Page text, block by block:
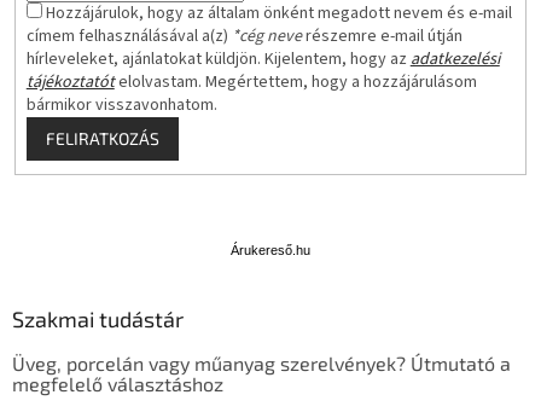
Hozzájárulok, hogy az általam önként megadott nevem és e-mail
címem felhasználásával a(z) *cég neverészemre e-mail útján
hírleveleket, ajánlatokat küldjön. Kijelentem, hogy azadatkezelési
tájékoztatótelolvastam. Megértettem, hogy a hozzájárulásom
bármikor visszavonhatom.
FELIRATKOZÁS
s
ő
Árukereső.hu
Szakmai tudástár
Üveg, porcelán vagy műanyag szerelvények? Útmutató a
megfelelő választáshoz